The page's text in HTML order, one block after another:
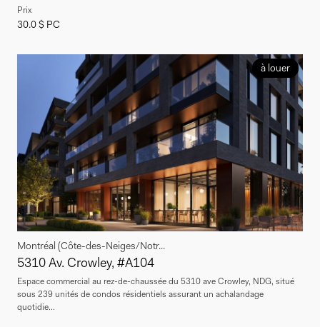
Prix
30.0 $ PC
à louer
Montréal (Côte-des-Neiges/Notr...
5310 Av. Crowley, #A104
Espace commercial au rez-de-chaussée du 5310 ave Crowley, NDG, situé
sous 239 unités de condos résidentiels assurant un achalandage
quotidie...